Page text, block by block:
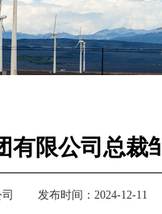
有限公司总裁
发布时间：2024-12-11